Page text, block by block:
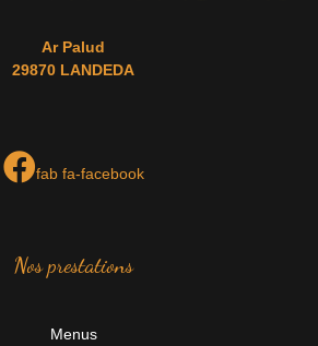
Ar Palud
29870 LANDEDA
fab fa-facebook
Nos prestations
Menus